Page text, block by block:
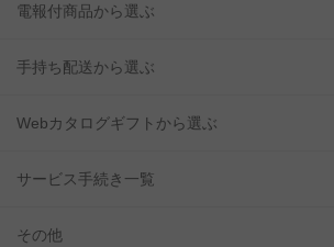
電報付商品から選ぶ
手持ち配送から選ぶ
Webカタログギフトから選ぶ
サービス手続き一覧
その他